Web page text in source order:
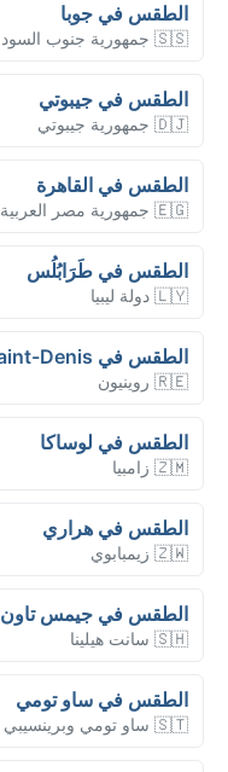
الطقس في جوبا
🇸🇸 جمهورية جنوب السودان
الطقس في جيبوتي
🇩🇯 جمهورية جيبوتي
الطقس في القاهرة
🇪🇬 جمهورية مصر العربية
الطقس في طَرَابُلُس
🇱🇾 دولة ليبيا
الطقس في Saint-Denis
🇷🇪 روينيون
الطقس في لوساكا
🇿🇲 زامبيا
الطقس في هراري
🇿🇼 زيمبابوي
الطقس في جيمس تاون
🇸🇭 سانت هيلينا
الطقس في ساو تومي
🇸🇹 ساو تومي وبرينسيبي